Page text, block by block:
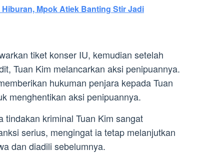
Mpok Atiek Banting Stir Jadi
tiket konser IU, kemudian setelah
Tuan Kim melancarkan aksi penipuannya.
hukuman penjara kepada Tuan
menghentikan aksi penipuannya.
tindakan kriminal Tuan Kim sangat
serius, mengingat ia tetap melanjutkan
dan diadili sebelumnya.